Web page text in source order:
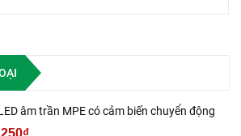
âm trần MPE có cảm biến chuyển động